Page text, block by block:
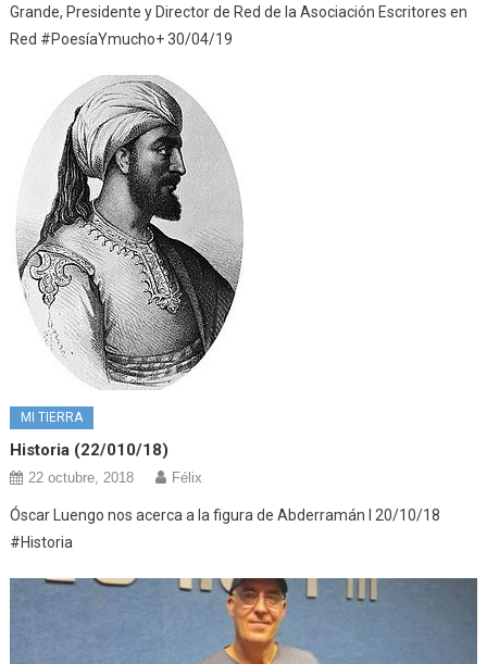
Grande, Presidente y Director de Red de la Asociación Escritores en
Red #PoesíaYmucho+ 30/04/19
MI TIERRA
Historia (22/010/18)
22 octubre, 2018 Félix
Óscar Luengo nos acerca a la figura de Abderramán I 20/10/18
#Historia